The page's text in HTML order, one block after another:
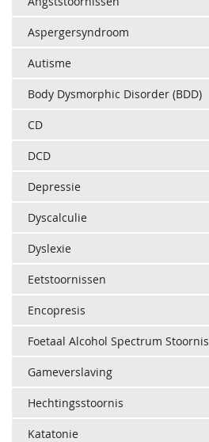
Aspergersyndroom
Autisme
Body Dysmorphic Disorder (BDD)
CD
DCD
Depressie
Dyscalculie
Dyslexie
Eetstoornissen
Encopresis
Foetaal Alcohol Spectrum Stoornis
Gameverslaving
Hechtingsstoornis
Katatonie